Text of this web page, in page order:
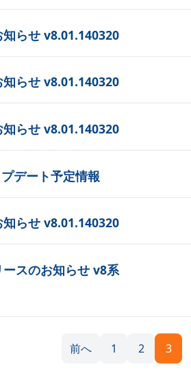
らせ v8.01.140320
らせ v8.01.140320
らせ v8.01.140320
デート予定情報
らせ v8.01.140320
スのお知らせ v8系
前へ 1 2 3